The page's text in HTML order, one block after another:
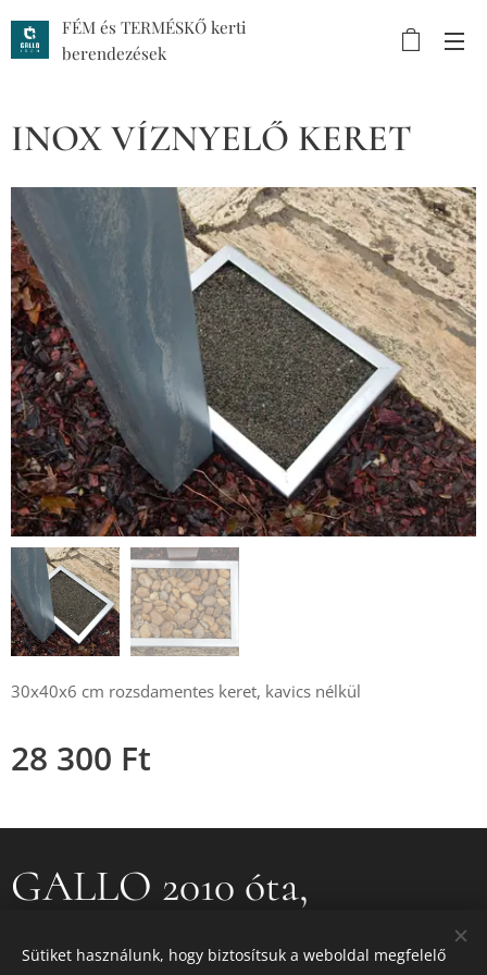
FÉM és TERMÉSKŐ kerti
berendezések
INOX VÍZNYELŐ KERET
30x40x6 cm rozsdamentes keret, kavics nélkül
28 300 Ft
GALLO 2010 óta,
GALLO IRON 2016 óta
Sütiket használunk, hogy biztosítsuk a weboldal megfelelő